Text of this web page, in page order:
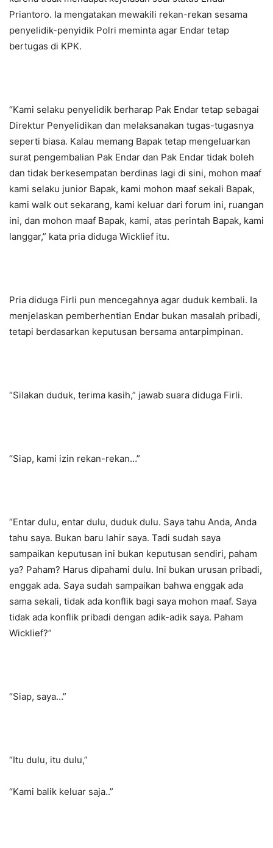
Priantoro. Ia mengatakan mewakili rekan-rekan sesama
penyelidik-penyidik Polri meminta agar Endar tetap
bertugas di KPK.
“Kami selaku penyelidik berharap Pak Endar tetap sebagai
Direktur Penyelidikan dan melaksanakan tugas-tugasnya
seperti biasa. Kalau memang Bapak tetap mengeluarkan
surat pengembalian Pak Endar dan Pak Endar tidak boleh
dan tidak berkesempatan berdinas lagi di sini, mohon maaf
kami selaku junior Bapak, kami mohon maaf sekali Bapak,
kami walk out sekarang, kami keluar dari forum ini, ruangan
ini, dan mohon maaf Bapak, kami, atas perintah Bapak, kami
langgar,” kata pria diduga Wicklief itu.
Pria diduga Firli pun mencegahnya agar duduk kembali. Ia
menjelaskan pemberhentian Endar bukan masalah pribadi,
tetapi berdasarkan keputusan bersama antarpimpinan.
“Silakan duduk, terima kasih,” jawab suara diduga Firli.
“Siap, kami izin rekan-rekan…”
“Entar dulu, entar dulu, duduk dulu. Saya tahu Anda, Anda
tahu saya. Bukan baru lahir saya. Tadi sudah saya
sampaikan keputusan ini bukan keputusan sendiri, paham
ya? Paham? Harus dipahami dulu. Ini bukan urusan pribadi,
enggak ada. Saya sudah sampaikan bahwa enggak ada
sama sekali, tidak ada konflik bagi saya mohon maaf. Saya
tidak ada konflik pribadi dengan adik-adik saya. Paham
Wicklief?”
“Siap, saya…”
“Itu dulu, itu dulu,”
“Kami balik keluar saja..”